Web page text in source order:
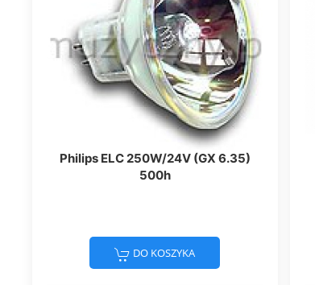
Philips ELC 250W/24V (GX 6.35)
500h
DO KOSZYKA